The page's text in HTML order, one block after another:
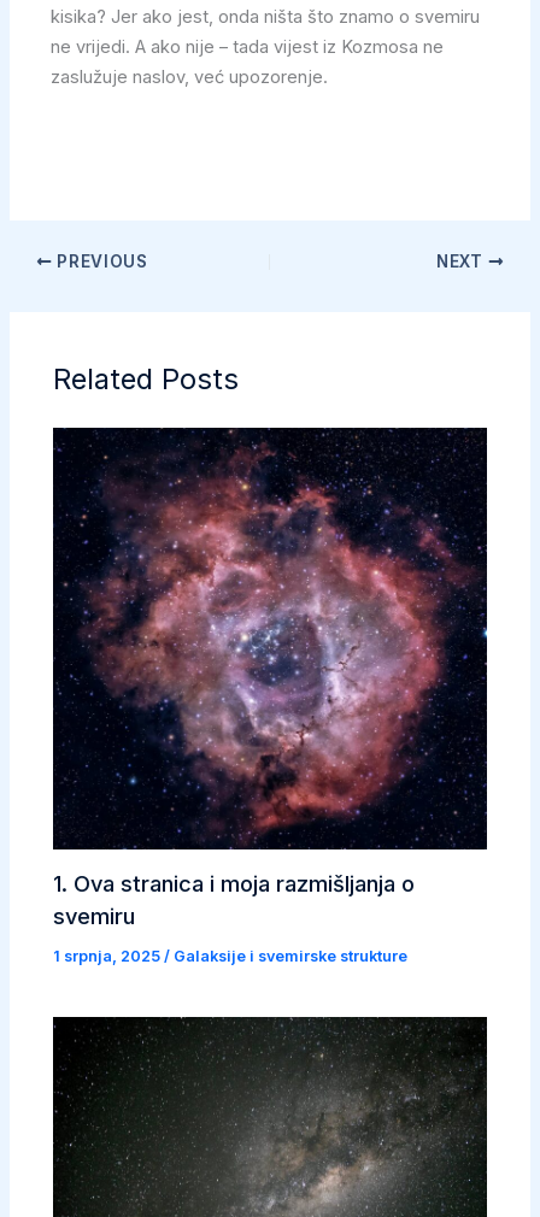
kisika? Jer ako jest, onda ništa što znamo o svemiru
ne vrijedi. A ako nije – tada vijest iz Kozmosa ne
zaslužuje naslov, već upozorenje.
PREVIOUS NEXT
Related Posts
1. Ova stranica i moja razmišljanja o
svemiru
1 srpnja, 2025/ Galaksije i svemirske strukture